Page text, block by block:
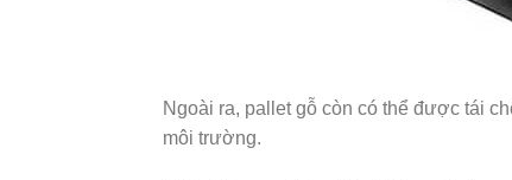
Ngoài ra, pallet gỗ còn có thể được tái
môi trường.